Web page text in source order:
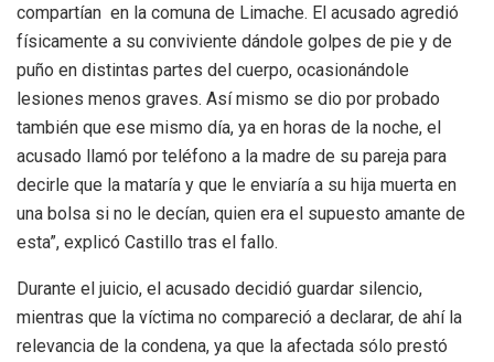
compartían en la comuna de Limache. El acusado agredió
físicamente a su conviviente dándole golpes de pie y de
puño en distintas partes del cuerpo, ocasionándole
lesiones menos graves. Así mismo se dio por probado
también que ese mismo día, ya en horas de la noche, el
acusado llamó por teléfono a la madre de su pareja para
decirle que la mataría y que le enviaría a su hija muerta en
una bolsa si no le decían, quien era el supuesto amante de
esta”, explicó Castillo tras el fallo.
Durante el juicio, el acusado decidió guardar silencio,
mientras que la víctima no compareció a declarar, de ahí la
relevancia de la condena, ya que la afectada sólo prestó